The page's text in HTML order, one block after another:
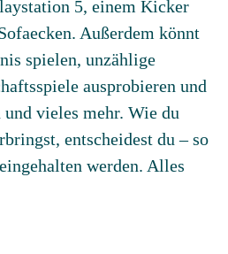
5, einem Kicker
Außerdem könnt
spielen, unzählige
ausprobieren und
vieles mehr. Wie du
entscheidest du – so
werden. Alles